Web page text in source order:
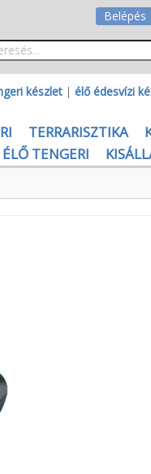
Belépés
készlet | élő édesvízi
TERRARISZTIKA
ÉLŐ TENGERI